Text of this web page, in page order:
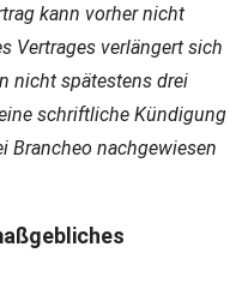
kann vorher nicht
Vertrages verlängert sich
nicht spätestens drei
schriftliche Kündigung
Brancheo nachgewiesen